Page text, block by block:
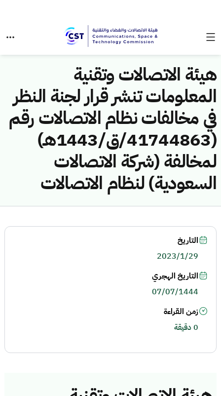
هيئة الاتصالات وتقنية
المعلومات تنشر قرار لجنة النظر
في مخالفات نظام الاتصالات رقم
(41744863/ق/1443هـ)
لمخالفة (شركة الاتصالات
السعودية) لنظام الاتصالات
التاريخ
2023/1/29
التاريخ الهجري
07/07/1444
زمن القراءة
0 دقيقة